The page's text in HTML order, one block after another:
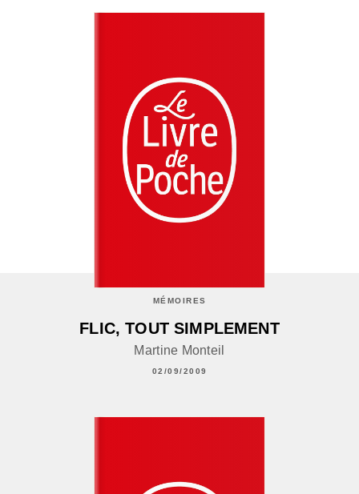
MÉMOIRES
FLIC, TOUT SIMPLEMENT
Martine Monteil
02/09/2009